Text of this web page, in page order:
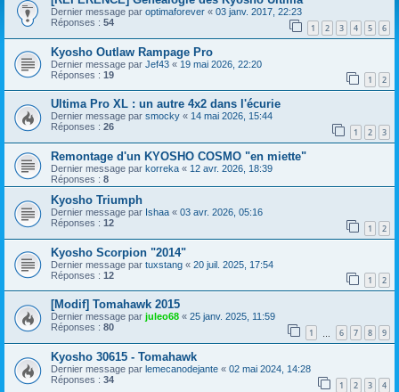
Dernier message par optimaforever « 03 janv. 2017, 22:23
Réponses : 54 1 2 3 4 5 6
Kyosho Outlaw Rampage Pro
Dernier message par Jef43 « 19 mai 2026, 22:20
Réponses : 19 1 2
Ultima Pro XL : un autre 4x2 dans l'écurie
Dernier message par smocky « 14 mai 2026, 15:44
Réponses : 26 1 2 3
Remontage d'un KYOSHO COSMO "en miette"
Dernier message par korreka « 12 avr. 2026, 18:39
Réponses : 8
Kyosho Triumph
Dernier message par Ishaa « 03 avr. 2026, 05:16
Réponses : 12 1 2
Kyosho Scorpion "2014"
Dernier message par tuxstang « 20 juil. 2025, 17:54
Réponses : 12 1 2
[Modif] Tomahawk 2015
Dernier message par juleo68 « 25 janv. 2025, 11:59
Réponses : 80 1 6 7 8 9
Kyosho 30615 - Tomahawk
Dernier message par lemecanodejante « 02 mai 2024, 14:28
Réponses : 34 1 2 3 4